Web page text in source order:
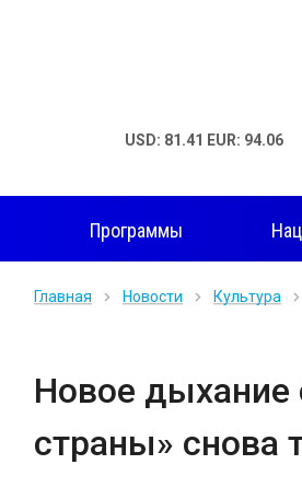
USD: 81.41 EUR: 94.06
Программы
Главная Новости Культура
Новое дыхание
страны» снова